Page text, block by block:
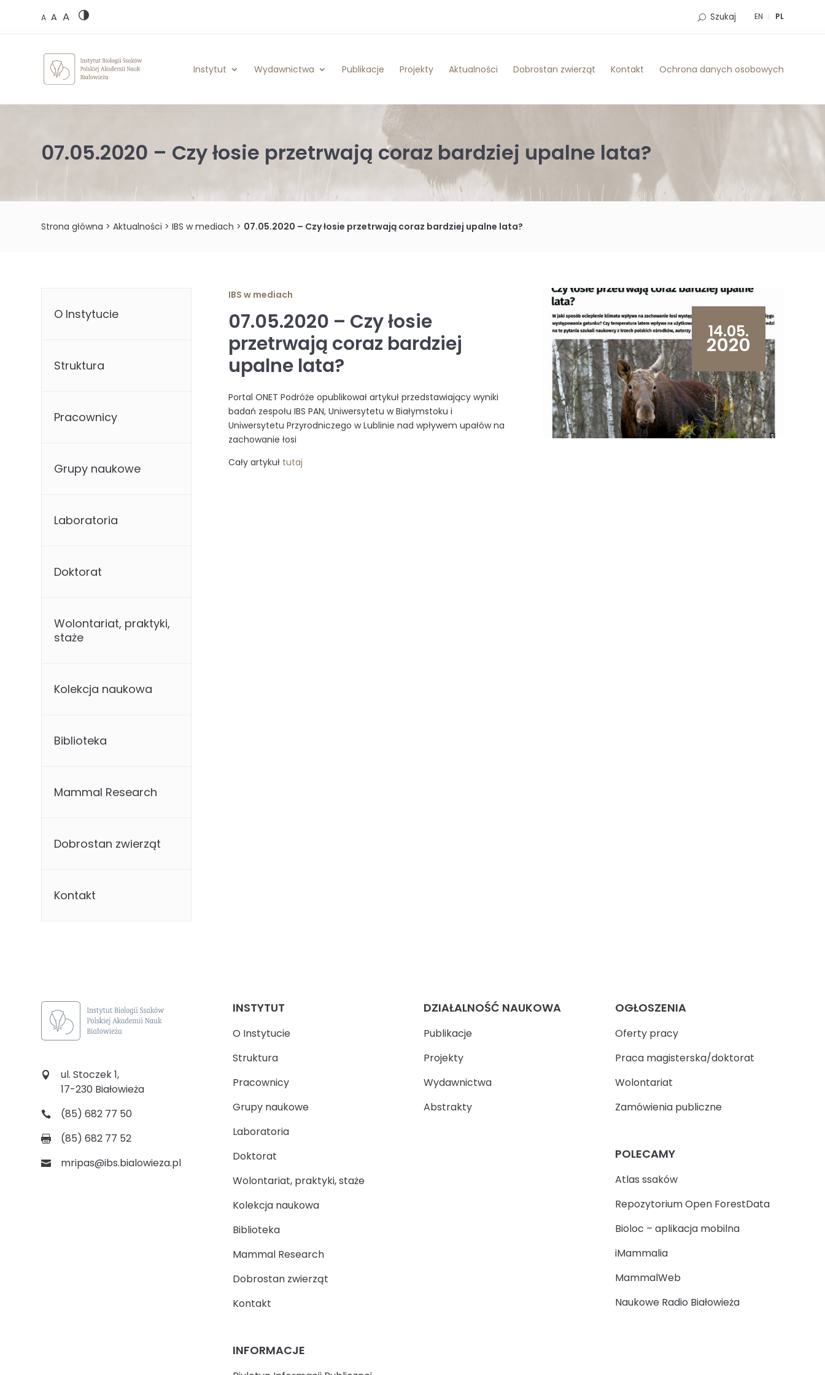
A A A EN PL
Szukaj
Instytut Wydawnictwa Publikacje Projekty Aktualności Dobrostan zwierząt Kontakt Ochrona danych osobowych
07.05.2020 – Czy łosie przetrwają coraz bardziej upalne lata?
Strona główna >Aktualności >IBS w mediach > 07.05.2020 – Czy łosie przetrwają coraz bardziej upalne lata?
14.05.
2020
IBS w mediach
07.05.2020 – Czy łosie
przetrwają coraz bardziej
upalne lata?
Portal ONET Podróże opublikował artykuł przedstawiający wyniki
badań zespołu IBS PAN, Uniwersytetu w Białymstoku i
Uniwersytetu Przyrodniczego w Lublinie nad wpływem upałów na
zachowanie łosi
Cały artykuł tutaj
O Instytucie
Struktura
Pracownicy
Grupy naukowe
Laboratoria
Doktorat
Wolontariat, praktyki,
staże
Kolekcja naukowa
Biblioteka
Mammal Research
Dobrostan zwierząt
Kontakt
ul. Stoczek 1,
17-230 Białowieża
(85) 682 77 50
(85) 682 77 52
mripas@ibs.bialowieza.pl
INSTYTUT
O Instytucie
Struktura
Pracownicy
Grupy naukowe
Laboratoria
Doktorat
Wolontariat, praktyki, staże
Kolekcja naukowa
Biblioteka
Mammal Research
Dobrostan zwierząt
Kontakt
INFORMACJE
DZIAŁALNOŚĆ NAUKOWA
Publikacje
Projekty
Wydawnictwa
Abstrakty
OGŁOSZENIA
Oferty pracy
Praca magisterska/doktorat
Wolontariat
Zamówienia publiczne
POLECAMY
Atlas ssaków
Repozytorium Open ForestData
Bioloc – aplikacja mobilna
iMammalia
MammalWeb
Naukowe Radio Białowieża